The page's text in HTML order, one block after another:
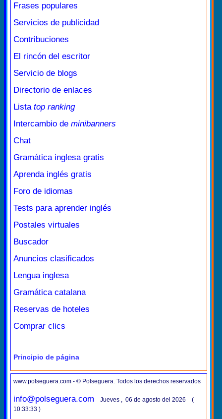
Frases populares
Servicios de publicidad
Contribuciones
El rincón del escritor
Servicio de blogs
Directorio de enlaces
Lista top ranking
Intercambio de minibanners
Chat
Gramática inglesa gratis
Aprenda inglés gratis
Foro de idiomas
Tests para aprender inglés
Postales virtuales
Buscador
Anuncios clasificados
Lengua inglesa
Gramática catalana
Reservas de hoteles
Comprar clics
Principio de página
www.polseguera.com - © Polseguera. Todos los derechos reservados
info@polseguera.com
Jueves , 06 de agosto del 2026 (
10:33:33 )